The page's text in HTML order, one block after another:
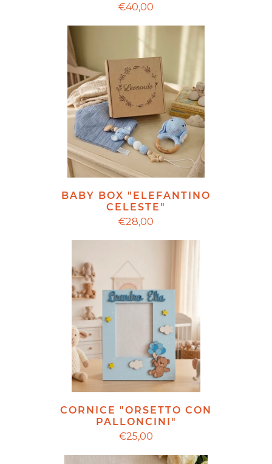
€40,00
BABY BOX "ELEFANTINO
CELESTE"
€28,00
CORNICE "ORSETTO CON
PALLONCINI"
€25,00